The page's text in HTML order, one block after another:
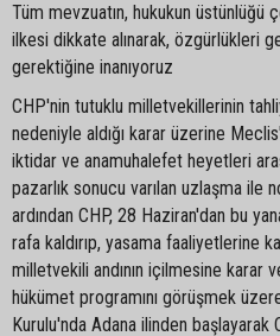
Tüm mevzuatın, hukukun üstünlüğü
ilkesi dikkate alınarak, özgürlükleri
gerektiğine inanıyoruz
CHP'nin tutuklu milletvekillerinin
nedeniyle aldığı karar üzerine
iktidar ve anamuhalefet heyetleri
pazarlık sonucu varılan uzlaşma ile
ardından CHP, 28 Haziran'dan bu
rafa kaldırıp, yasama faaliyetlerine
milletvekili andının içilmesine karar
hükümet programını görüşmek
Kurulu'nda Adana ilinden